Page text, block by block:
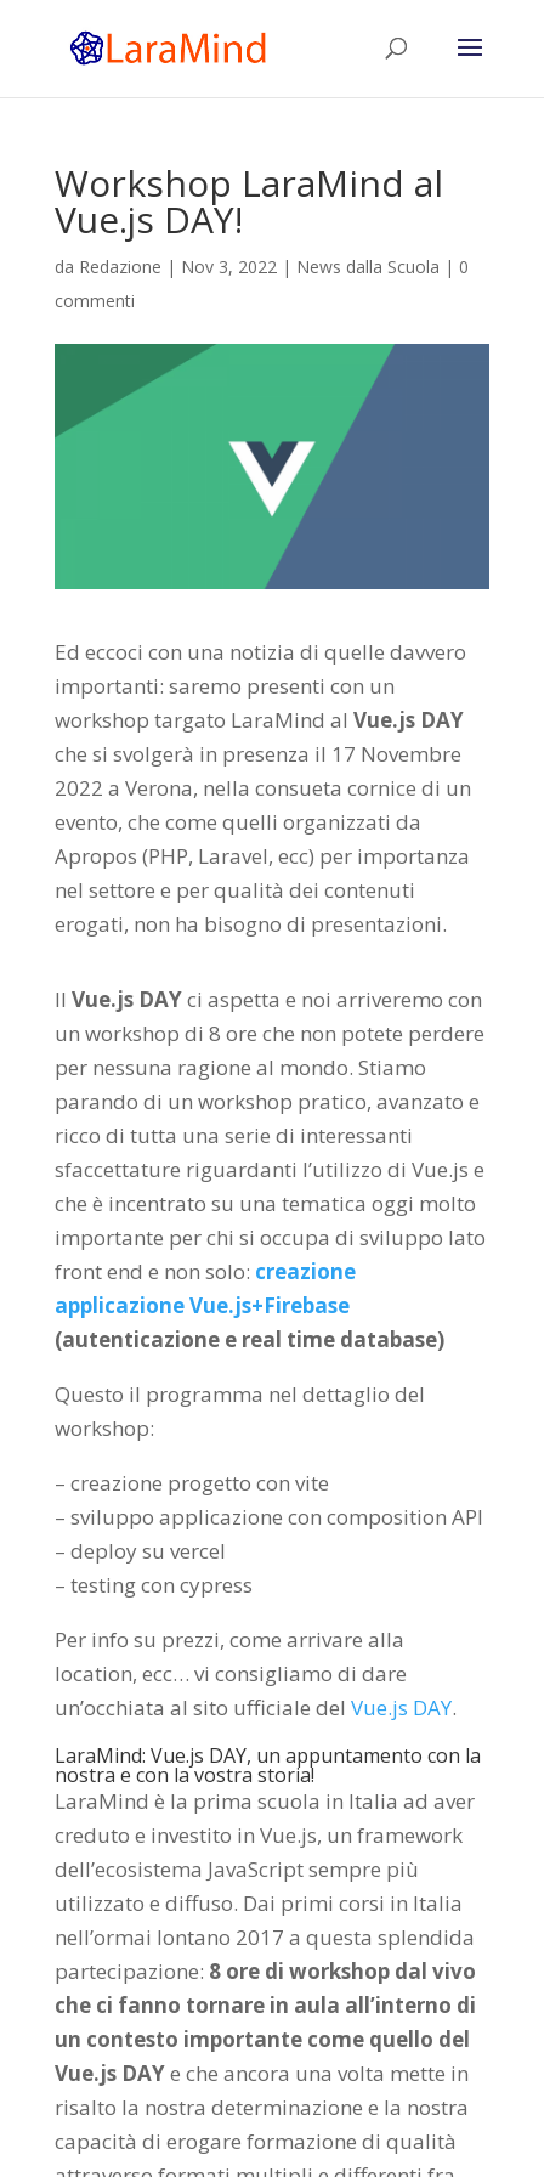
Workshop LaraMind al
Vue.js DAY!
da Redazione | Nov 3, 2022| News dalla Scuola | 0
commenti
Ed eccoci con una notizia di quelle davvero
importanti: saremo presenti con un
workshop targato LaraMind al Vue.js DAY
che si svolgerà in presenza il 17 Novembre
2022 a Verona, nella consueta cornice di un
evento, che come quelli organizzati da
Apropos (PHP, Laravel, ecc) per importanza
nel settore e per qualità dei contenuti
erogati, non ha bisogno di presentazioni.
Il Vue.js DAYci aspetta e noi arriveremo con
un workshop di 8 ore che non potete perdere
per nessuna ragione al mondo. Stiamo
parando di un workshop pratico, avanzato e
ricco di tutta una serie di interessanti
sfaccettature riguardanti l’utilizzo di Vue.js e
che è incentrato su una tematica oggi molto
importante per chi si occupa di sviluppo lato
front end e non solo: creazione
applicazione Vue.js+Firebase
(autenticazione e real time database)
Questo il programma nel dettaglio del
workshop:
– creazione progetto con vite
– sviluppo applicazione con composition API
– deploy su vercel
– testing con cypress
Per info su prezzi, come arrivare alla
location, ecc… vi consigliamo di dare
un’occhiata al sito ufficiale del Vue.js DAY.
LaraMind: Vue.js DAY, un appuntamento con la
nostra e con la vostra storia!
LaraMind è la prima scuola in Italia ad aver
creduto e investito in Vue.js, un framework
dell’ecosistema JavaScript sempre più
utilizzato e diffuso. Dai primi corsi in Italia
nell’ormai lontano 2017 a questa splendida
partecipazione: 8 ore di workshop dal vivo
che ci fanno tornare in aula all’interno di
un contesto importante come quello del
Vue.js DAYe che ancora una volta mette in
risalto la nostra determinazione e la nostra
capacità di erogare formazione di qualità